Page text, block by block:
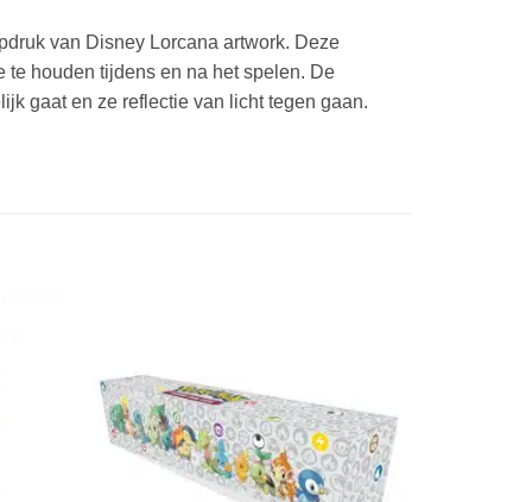
van Disney Lorcana artwork. Deze
houden tijdens en na het spelen. De
gaat en ze reflectie van licht tegen gaan.